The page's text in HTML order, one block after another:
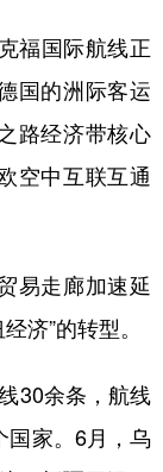
国际航线正
国的洲际客运
路经济带核心
空中互联互通
走廊加速延
济”的转型。
30余条，航线
国家。6月，乌